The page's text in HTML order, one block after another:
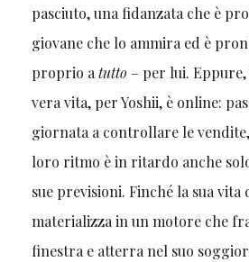
pasciuto, una fidanzata che è
giovane che lo ammira ed è
proprio atutto– per lui. Eppure,
vera vita, per Yoshii, è online:
giornata a controllare le
loro ritmo è in ritardo anche
sue previsioni. Finché la sua vita
materializza in un motore che
finestra e atterra nel suo